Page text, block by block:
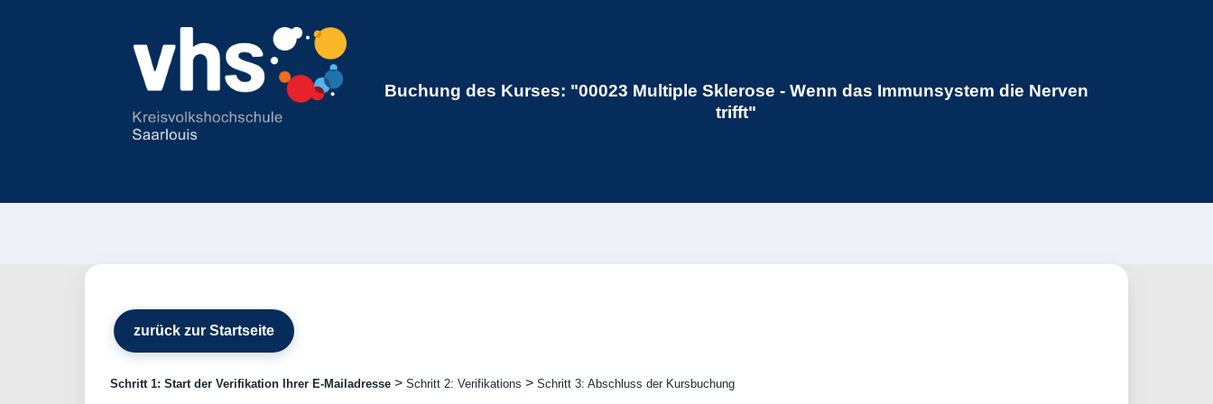
Buchung des Kurses: "00023 Multiple Sklerose - Wenn das Immunsystem die Nerven
trifft"
zurück zur Startseite
Schritt 1: Start der Verifikation Ihrer E-Mailadresse > Schritt 2: Verifikations > Schritt 3: Abschluss der Kursbuchung